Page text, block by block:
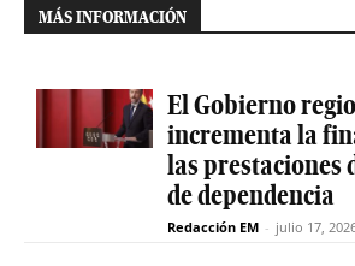
MÁS INFORMACIÓN
El Gobierno
incrementa la
las prestaciones
de dependencia
Redacción EM - julio 17,